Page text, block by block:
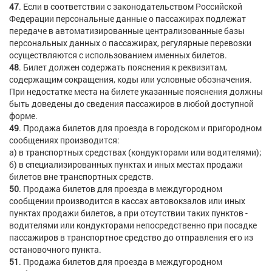
47. Если в соответствии с законодательством Российской
Федерации персональные данные о пассажирах подлежат
передаче в автоматизированные централизованные базы
персональных данных о пассажирах, регулярные перевозки
осуществляются с использованием именных билетов.
48. Билет должен содержать пояснения к реквизитам,
содержащим сокращения, коды или условные обозначения.
При недостатке места на билете указанные пояснения должны
быть доведены до сведения пассажиров в любой доступной
форме.
49. Продажа билетов для проезда в городском и пригородном
сообщениях производится:
а) в транспортных средствах (кондукторами или водителями);
б) в специализированных пунктах и иных местах продажи
билетов вне транспортных средств.
50. Продажа билетов для проезда в междугородном
сообщении производится в кассах автовокзалов или иных
пунктах продажи билетов, а при отсутствии таких пунктов -
водителями или кондукторами непосредственно при посадке
пассажиров в транспортное средство до отправления его из
остановочного пункта.
51. Продажа билетов для проезда в междугородном